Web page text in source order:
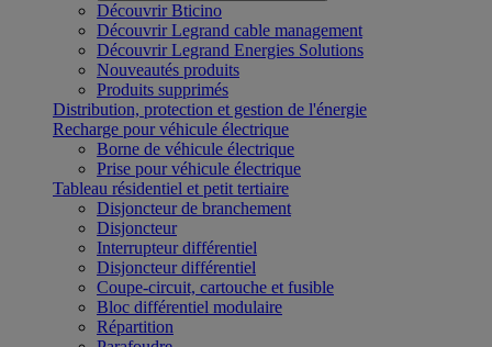
Découvrir Bticino
Découvrir Legrand cable management
Découvrir Legrand Energies Solutions
Nouveautés produits
Produits supprimés
Distribution, protection et gestion de l'énergie
Recharge pour véhicule électrique
Borne de véhicule électrique
Prise pour véhicule électrique
Tableau résidentiel et petit tertiaire
Disjoncteur de branchement
Disjoncteur
Interrupteur différentiel
Disjoncteur différentiel
Coupe-circuit, cartouche et fusible
Bloc différentiel modulaire
Répartition